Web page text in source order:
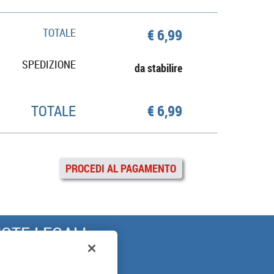
TOTALE € 6,99
SPEDIZIONE da stabilire
TOTALE € 6,99
PROCEDI AL PAGAMENTO
LEGALI